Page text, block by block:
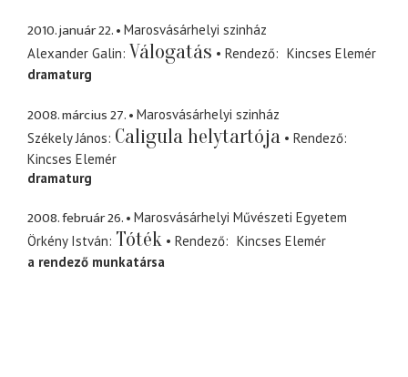
2010. január 22.
Marosvásárhelyi szinház
Alexander Galin Válogatás Rendező
Kincses Elemér
dramaturg
2008. március 27.
Marosvásárhelyi szinház
Székely János Caligula helytartója
Rendező
Kincses Elemér
dramaturg
2008. február 26.
Marosvásárhelyi Művészeti Egyetem
Örkény István Tóték Rendező
Kincses Elemér
a rendező munkatársa